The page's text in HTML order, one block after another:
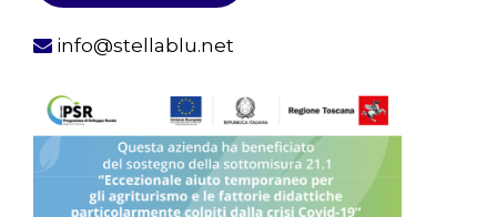
info@stellablu.net